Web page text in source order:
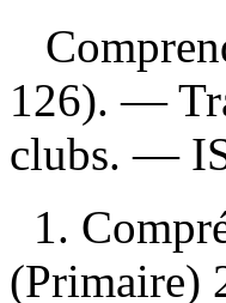
126). —
clubs. —
1.
(Primaire)